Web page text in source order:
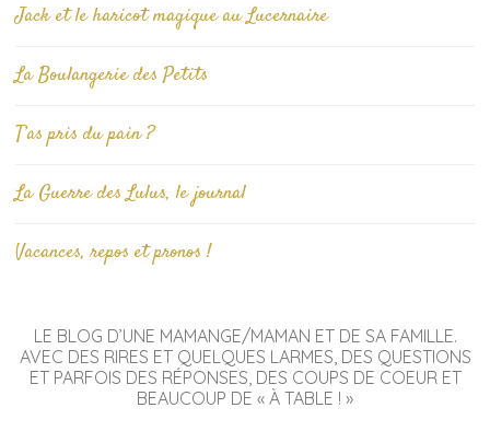
Jack et le haricot magique au Lucernaire
La Boulangerie des Petits
T’as pris du pain ?
La Guerre des Lulus, le journal
Vacances, repos et pronos !
LE BLOG D’UNE MAMANGE/MAMAN ET DE SA FAMILLE.
AVEC DES RIRES ET QUELQUES LARMES, DES QUESTIONS
ET PARFOIS DES RÉPONSES, DES COUPS DE COEUR ET
BEAUCOUP DE « À TABLE ! »